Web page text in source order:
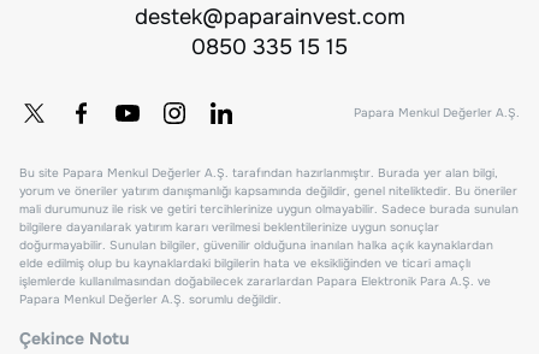
destek@paparainvest.com
0850 335 15 15
Papara Menkul Değerler A.Ş.
Bu site Papara Menkul Değerler A.Ş. tarafından hazırlanmıştır. Burada yer alan bilgi,
yorum ve öneriler yatırım danışmanlığı kapsamında değildir, genel niteliktedir. Bu öneriler
mali durumunuz ile risk ve getiri tercihlerinize uygun olmayabilir. Sadece burada sunulan
bilgilere dayanılarak yatırım kararı verilmesi beklentilerinize uygun sonuçlar
doğurmayabilir. Sunulan bilgiler, güvenilir olduğuna inanılan halka açık kaynaklardan
elde edilmiş olup bu kaynaklardaki bilgilerin hata ve eksikliğinden ve ticari amaçlı
işlemlerde kullanılmasından doğabilecek zararlardan Papara Elektronik Para A.Ş. ve
Papara Menkul Değerler A.Ş. sorumlu değildir.
Çekince Notu